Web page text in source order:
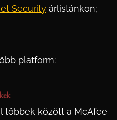
Security árlistánkon;
platform:
többek között a McAfee